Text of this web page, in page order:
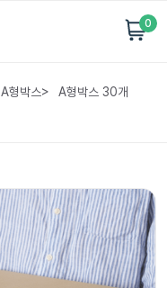
0
A형박스>
A형박스 30개